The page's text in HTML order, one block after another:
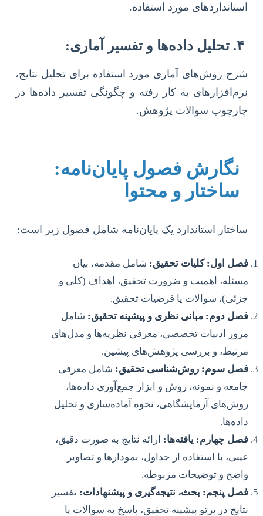
استانداردهای مورد استفاده.
۴. تحلیل داده‌ها و تفسیر آماری:
شرح روش‌های آماری مورد استفاده برای تحلیل نتایج،
نرم‌افزارهای به کار رفته و چگونگی تفسیر داده‌ها در
چارچوب سوالات پژوهش.
نگارش فصول پایان‌نامه:
ساختار و محتوا
ساختار استاندارد یک پایان‌نامه شامل فصول زیر است:
فصل اول: کلیات تحقیق: شامل مقدمه، بیان
مسئله، اهمیت و ضرورت تحقیق، اهداف (کلی و
جزئی)، سوالات یا فرضیات تحقیق.
فصل دوم: مبانی نظری و پیشینه تحقیق: شامل
مرور ادبیات تخصصی، معرفی نظریه‌ها و مدل‌های
مرتبط، و بررسی پژوهش‌های پیشین.
فصل سوم: روش‌شناسی تحقیق: شامل معرفی
جامعه و نمونه، روش و ابزار جمع‌آوری داده‌ها،
روش‌های آزمایشگاهی، نحوه آماده‌سازی و تحلیل
داده‌ها.
فصل چهارم: یافته‌ها: ارائه نتایج به صورت دقیق،
عینی، با استفاده از جداول، نمودارها و تصاویر
واضح و توضیحات مربوطه.
فصل پنجم: بحث، نتیجه‌گیری و پیشنهادات: تفسیر
نتایج در پرتو پیشینه تحقیق، پاسخ به سوالات یا